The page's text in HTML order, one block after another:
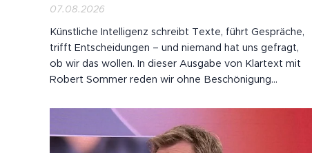
07.08.2026
Künstliche Intelligenz schreibt Texte, führt Gespräche,
trifft Entscheidungen – und niemand hat uns gefragt,
ob wir das wollen. In dieser Ausgabe von Klartext mit
Robert Sommer reden wir ohne Beschönigung
hat: von der Arbeit über die Bildung bis zu dem, was
wir noch für "echt" halten. Vor...